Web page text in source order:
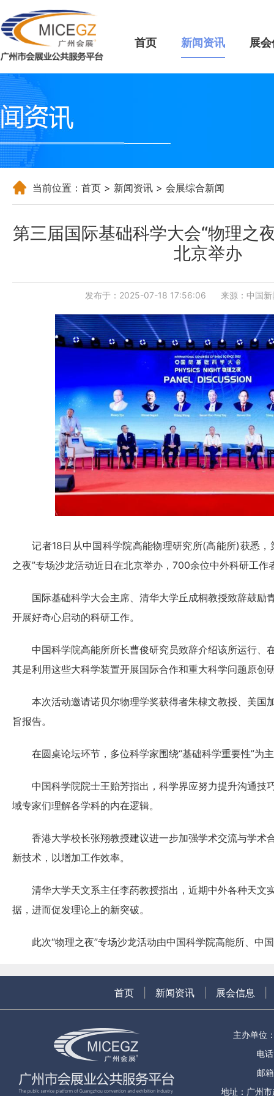
首页 新闻资讯 展
当前位置： 首页 > 新闻资讯 > 会展综合新闻
第三届国际基础科学大会“物理之
北京举办
发布于：2025-07-18 17:56:06 来源：中国
记者18日从中国科学院高能物理研究所(高能所)获悉，
之夜”专场沙龙活动近日在北京举办，700余位中外科研工作
国际基础科学大会主席、清华大学丘成桐教授致辞鼓励
开展好奇心启动的科研工作。
中国科学院高能所所长曹俊研究员致辞介绍该所运行、
其是利用这些大科学装置开展国际合作和重大科学问题原创
本次活动邀请诺贝尔物理学奖获得者朱棣文教授、美国
旨报告。
在圆桌论坛环节，多位科学家围绕“基础科学重要性”为
中国科学院院士王贻芳指出，科学界应努力提升沟通技
域专家们理解各学科的内在逻辑。
香港大学校长张翔教授建议进一步加强学术交流与学术
新技术，以增加工作效率。
清华大学天文系主任李菂教授指出，近期中外各种天文
据，进而促发理论上的新突破。
此次“物理之夜”专场沙龙活动由中国科学院高能所、中
首页 新闻资讯 展会信息
主办单位
电
邮
地址：广州